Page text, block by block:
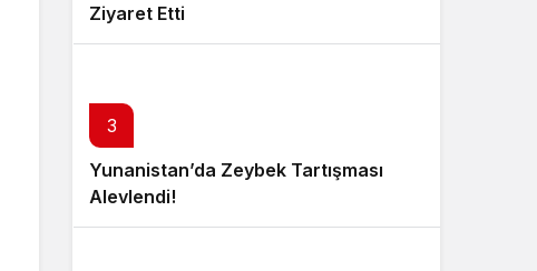
Ziyaret Etti
3
Yunanistan’da Zeybek Tartışması
Alevlendi!